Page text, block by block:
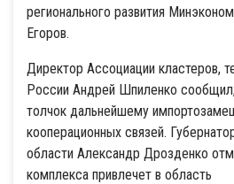
регионального развития
Егоров.
Директор Ассоциации кластеров,
России Андрей Шпиленко
толчок дальнейшему
кооперационных связей.
области Александр Дрозденко
комплекса привлечет в область